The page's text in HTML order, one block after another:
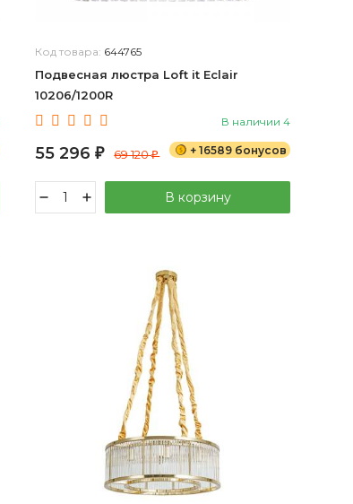
Код товара: 644765
Подвесная люстра Loft it Eclair
10206/1200R
В наличии 4
55 296₽ 69 120₽ + 16589 бонусов
В корзину